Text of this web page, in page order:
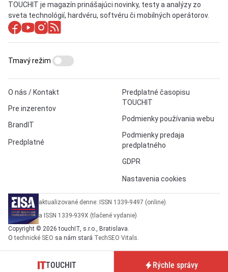
TOUCHIT je magazín prinášajúci novinky, testy a analýzy zo
sveta technológií, hardvéru, softvéru či mobilných operátorov.
O nás / Kontakt
Pre inzerentov
BrandIT
Predplatné
Predplatné časopisu
TOUCHIT
Podmienky používania webu
Podmienky predaja
predplatného
GDPR
Nastavenia cookies
Tmavý režim
aktualizované denne: ISSN 1339-9497 (online)
a ISSN 1339-939X (tlačené vydanie)
Copyright © 2026 touchIT, s.r.o., Bratislava.
Otechnické SEO sa nám stará TechSEO Vitals.
TOUCHIT Rýchle správy